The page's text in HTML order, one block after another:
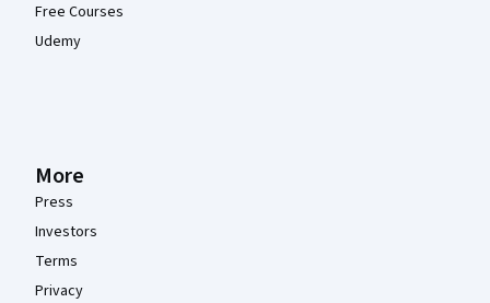
Free Courses
Udemy
More
Press
Investors
Terms
Privacy